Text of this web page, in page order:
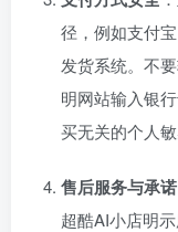
径，例如支付
发货系统。不
明网站输入银
买无关的个人敏
售后服务与承诺
超酷AI小店明